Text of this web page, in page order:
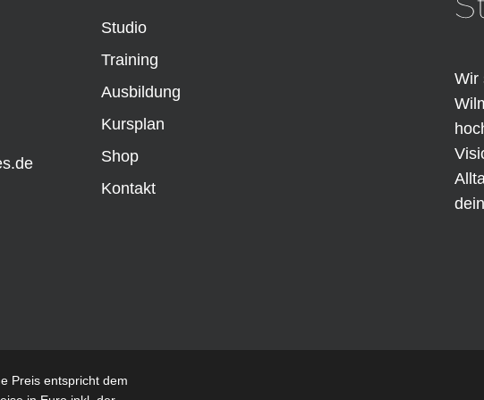
Studio
Training
Ausbildung
Kursplan
Shop
Kontakt
Wir
Preis entspricht dem